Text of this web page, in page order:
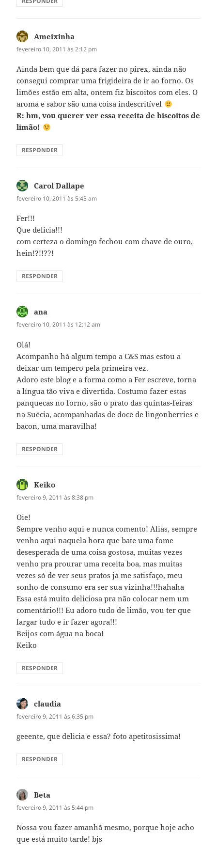
Ameixinha
fevereiro 10, 2011 às 2:12 pm
Ainda bem que dá para fazer no pirex, ainda não
consegui comprar uma frigideira de ir ao forno. Os
limões estão em alta, ontem fiz biscoitos com eles. O
aroma e sabor são uma coisa indescritível
R: hm, vou querer ver essa receita de biscoitos de
limão!
RESPONDER
Carol Dallape
fevereiro 10, 2011 às 5:45 am
Fer!!!
Que delicia!!!
com certeza o domingo fechou com chave de ouro,
hein!?!!??!
RESPONDER
ana
fevereiro 10, 2011 às 12:12 am
Olá!
Acompanho há algum tempo a C&S mas estou a
deixar um tempero pela primeira vez.
Adoro este blog e a forma como a Fer escreve, torna
a língua tão viva e divertida. Costumo fazer estas
panquecas no forno, são o prato das quintas-feiras
na Suécia, acompanhadas de doce de lingonberries e
bacon, uma maravilha!
RESPONDER
Keiko
fevereiro 9, 2011 às 8:38 pm
Oie!
Sempre venho aqui e nunca comento! Alias, sempre
venho aqui naquela hora que bate uma fome
desesperada de uma coisa gostosa, muitas vezes
venho pra prourar uma receita boa, mas muitas
vezes só de ver seus pratos já me satisfaço, meu
sonho de consumo era ser sua vizinha!!!hahaha
Essa está muito deliciosa pra não colocar nem um
comentário!!! Eu adoro tudo de limão, vou ter que
largar tudo e ir fazer agora!!!
Beijos com água na boca!
Keiko
RESPONDER
claudia
fevereiro 9, 2011 às 6:35 pm
geeente, que delicia e essa? foto apetitosissima!
RESPONDER
Beta
fevereiro 9, 2011 às 5:44 pm
Nossa vou fazer amanhã mesmo, porque hoje acho
que está muito tarde! bjs